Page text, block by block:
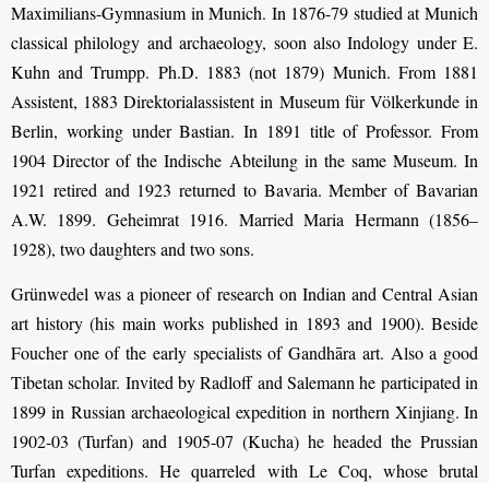
Maximilians-Gymnasium in Munich. In 1876-79 studied at Munich
classical philology and archaeology, soon also Indology under E.
Kuhn and Trumpp. Ph.D. 1883 (not 1879) Munich. From 1881
Assistent, 1883 Direktorialassistent in Museum für Völkerkunde in
Berlin, working under Bastian. In 1891 title of Professor. From
1904 Director of the Indische Abteilung in the same Museum. In
1921 retired and 1923 returned to Bavaria. Member of Bavarian
A.W. 1899. Geheimrat 1916. Married Maria Hermann (1856–
1928), two daughters and two sons.
Grünwedel was a pioneer of research on Indian and Central Asian
art history (his main works published in 1893 and 1900). Beside
Foucher one of the early specialists of Gandhāra art. Also a good
Tibetan scholar. Invited by Radloff and Salemann he participated in
1899 in Russian archaeological expedition in northern Xinjiang. In
1902-03 (Turfan) and 1905-07 (Kucha) he headed the Prussian
Turfan expeditions. He quarreled with Le Coq, whose brutal